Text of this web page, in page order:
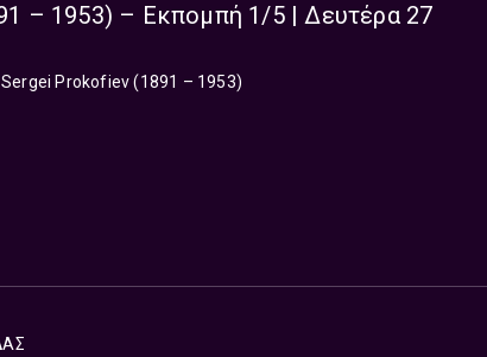
– 1953) – Εκπομπή 1/5 | Δευτέρα 27
Prokofiev (1891 – 1953)